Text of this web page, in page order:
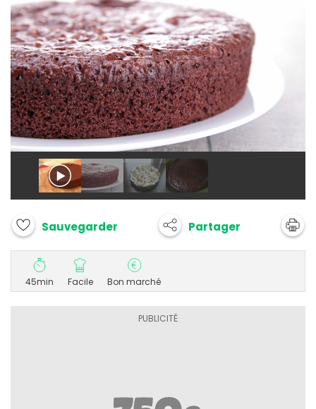
Sauvegarder Partager
45min Facile Bon marché